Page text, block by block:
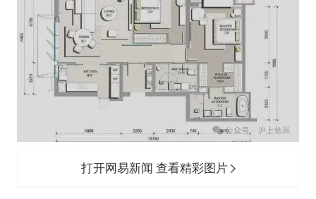
打开网易新闻 查看精彩图片